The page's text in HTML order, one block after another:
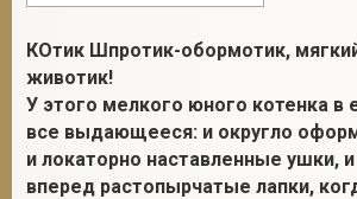
КОтик Шпротик-обормотик,
животик!
У этого мелкого юного котенка в
все выдающееся: и округло
и локаторно наставленные ушки,
вперед растопырчатые лапки,